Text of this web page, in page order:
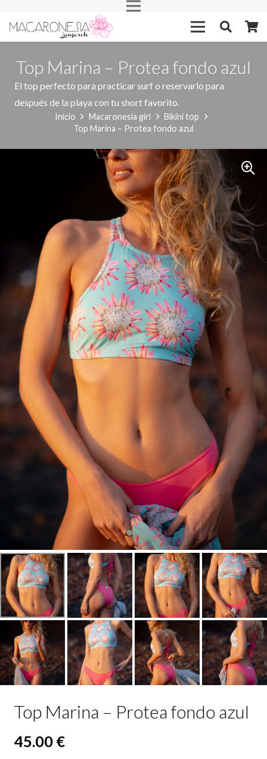
Top Marina – Protea fondo azul
El top perfecto para practicar surf o reservarlo para
después de la playa con tu short favorito.
Inicio Macaronesia girl
Bikini top
Top Marina – Protea fondo azul
Top Marina – Protea fondo azul
45.00 €